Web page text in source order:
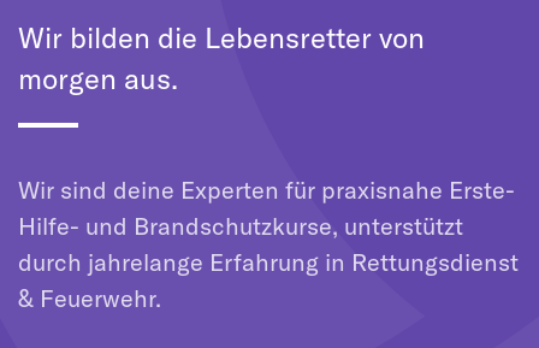
Wir bilden die Lebensretter von
morgen aus.
Wir sind deine Experten für praxisnahe Erste-
Hilfe- und Brandschutzkurse, unterstützt
durch jahrelange Erfahrung in Rettungsdienst
& Feuerwehr.